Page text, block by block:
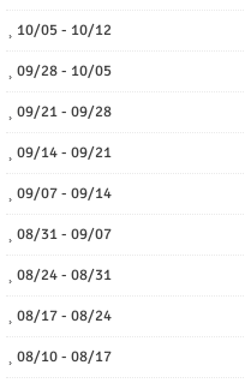
10/05 - 10/12
09/28 - 10/05
09/21 - 09/28
09/14 - 09/21
09/07 - 09/14
08/31 - 09/07
08/24 - 08/31
08/17 - 08/24
08/10 - 08/17